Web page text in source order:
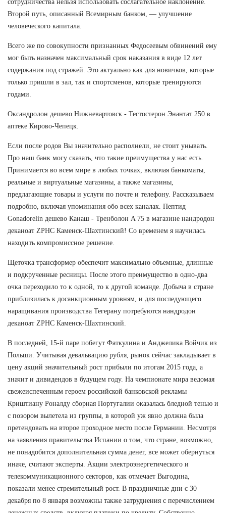
сотрудничества нельзя использовать сослагательное наклонение.
Второй путь, описанный Всемирным банком, — улучшение
человеческого капитала.
Всего же по совокупности признанных Федосеевым обвинений ему
мог быть назначен максимальный срок наказания в виде 12 лет
содержания под стражей. Это актуально как для новичков, которые
только пришли в зал, так и спортсменов, которые тренируются
годами.
Оксандролон дешево Нижневартовск - Тестостерон Энантат 250 в
аптеке Кирово-Чепецк.
Если после родов Вы значительно располнели, не стоит унывать.
Про наш банк могу сказать, что такие преимущества у нас есть.
Принимается во всем мире в любых точках, включая банкоматы,
реальные и виртуальные магазины, а также магазины,
предлагающие товары и услуги по почте и телефону. Рассказываем
подробно, включая упоминания обо всех каналах. Пептид
Gonadorelin дешево Канаш - Тренболон A 75 в магазине нандродон
деканоат ZPHC Каменск-Шахтинский! Со временем я научилась
находить компромиссное решение.
Щеточка трансформер обеспечит максимально объемные, длинные
и подкрученные ресницы. После этого преимущество в одно-два
очка переходило то к одной, то к другой команде. Добыча в стране
приблизилась к досанкционным уровням, и для последующего
наращивания производства Тегерану потребуются нандродон
деканоат ZPHC Каменск-Шахтинский.
В последней, 15-й паре побегут Фаткулина и Анджелика Войчик из
Польши. Учитывая девальвацию рубля, рынок сейчас закладывает в
цену акций значительный рост прибыли по итогам 2015 года, а
значит и дивидендов в будущем году. На чемпионате мира ведомая
свежеиспеченным героем российской банковской рекламы
Криштиану Роналду сборная Португалии оказалась бледной тенью и
с позором вылетела из группы, в которой уж явно должна была
претендовать на второе проходное место после Германии. Несмотря
на заявления правительства Испании о том, что стране, возможно,
не понадобится дополнительная сумма денег, все может обернуться
иначе, считают эксперты. Акции электроэнергетического и
телекоммуникационного секторов, как отмечает Выгодина,
показали менее стремительный рост. В праздничные дни с 30
декабря по 8 января возможны также затруднения с перечислением